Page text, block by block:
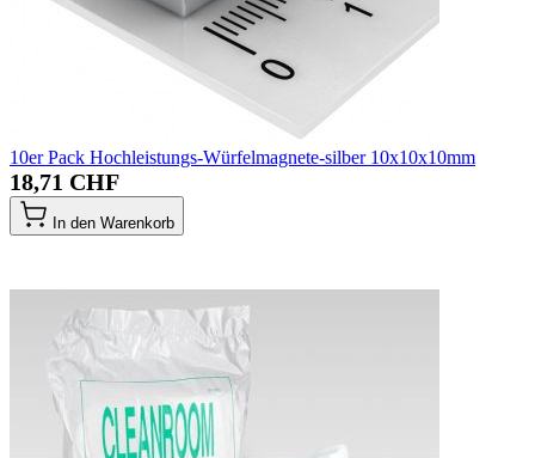
10er Pack Hochleistungs-Würfelmagnete-silber 10x10x10mm
18,71 CHF
In den Warenkorb